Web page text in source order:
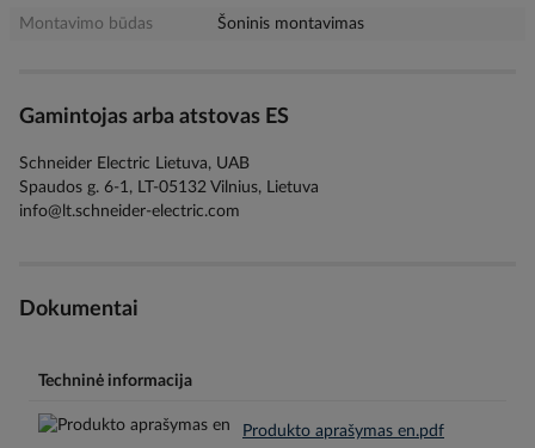
Montavimo būdas
Šoninis montavimas
Gamintojas arba atstovas ES
Schneider Electric Lietuva, UAB
Spaudos g. 6-1, LT-05132 Vilnius, Lietuva
info@lt.schneider-electric.com
Dokumentai
Techninė informacija
Produkto aprašymas en.pdf